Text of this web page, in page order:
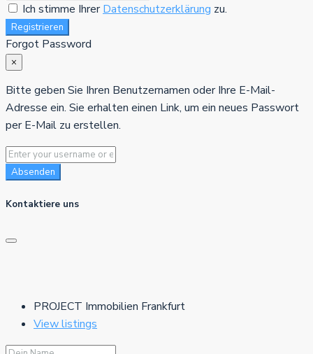
Ich stimme IhrerDatenschutzerklärung zu.
Registrieren
Forgot Password
×
Bitte geben Sie Ihren Benutzernamen oder Ihre E-Mail-
Adresse ein. Sie erhalten einen Link, um ein neues Passwort
per E-Mail zu erstellen.
Absenden
Kontaktiere uns
PROJECT Immobilien Frankfurt
View listings